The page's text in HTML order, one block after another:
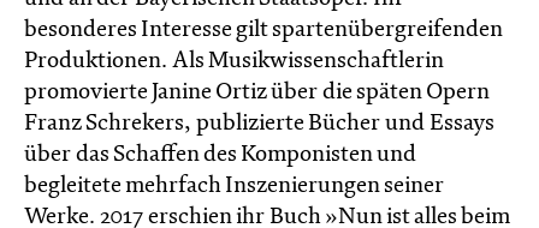
besonderes Interesse gilt spartenübergreifenden
Produktionen. Als Musikwissenschaftlerin
promovierte Janine Ortiz über die späten Opern
Franz Schrekers, publizierte Bücher und Essays
über das Schaffen des Komponisten und
begleitete mehrfach Inszenierungen seiner
Werke. 2017 erschien ihr Buch »Nun ist alles beim